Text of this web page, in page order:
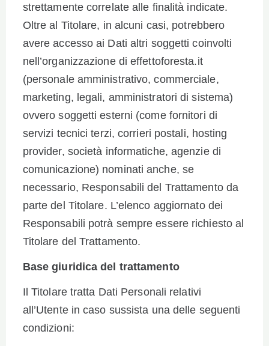
strettamente correlate alle finalità indicate.
Oltre al Titolare, in alcuni casi, potrebbero
avere accesso ai Dati altri soggetti coinvolti
nell’organizzazione di effettoforesta.it
(personale amministrativo, commerciale,
marketing, legali, amministratori di sistema)
ovvero soggetti esterni (come fornitori di
servizi tecnici terzi, corrieri postali, hosting
provider, società informatiche, agenzie di
comunicazione) nominati anche, se
necessario, Responsabili del Trattamento da
parte del Titolare. L’elenco aggiornato dei
Responsabili potrà sempre essere richiesto al
Titolare del Trattamento.
Base giuridica del trattamento
Il Titolare tratta Dati Personali relativi
all’Utente in caso sussista una delle seguenti
condizioni: